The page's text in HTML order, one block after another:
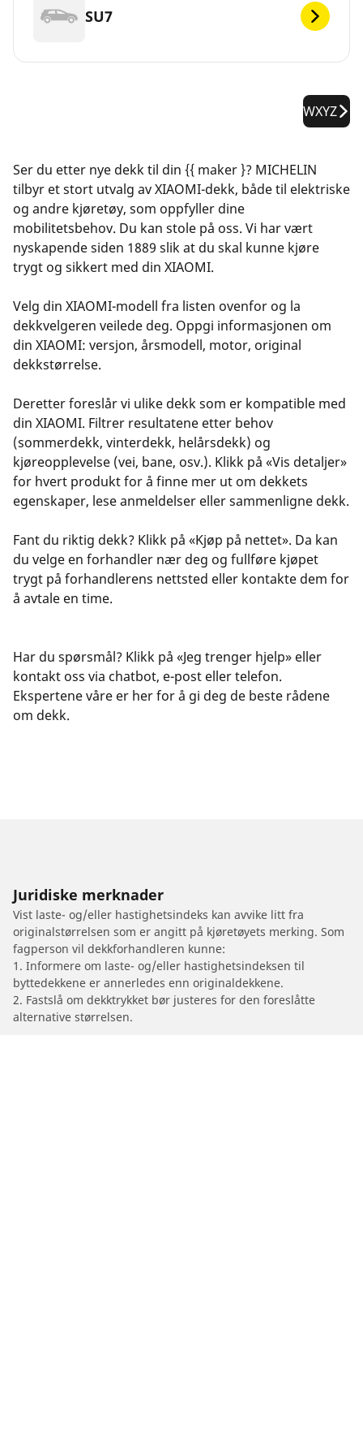
SU7
WXYZ
Ser du etter nye dekk til din {{ maker }? MICHELIN
tilbyr et stort utvalg av XIAOMI-dekk, både til elektriske
og andre kjøretøy, som oppfyller dine
mobilitetsbehov. Du kan stole på oss. Vi har vært
nyskapende siden 1889 slik at du skal kunne kjøre
trygt og sikkert med din XIAOMI.
Velg din XIAOMI-modell fra listen ovenfor og la
dekkvelgeren veilede deg. Oppgi informasjonen om
din XIAOMI: versjon, årsmodell, motor, original
dekkstørrelse.
Deretter foreslår vi ulike dekk som er kompatible med
din XIAOMI. Filtrer resultatene etter behov
(sommerdekk, vinterdekk, helårsdekk) og
kjøreopplevelse (vei, bane, osv.). Klikk på «Vis detaljer»
for hvert produkt for å finne mer ut om dekkets
egenskaper, lese anmeldelser eller sammenligne dekk.
Fant du riktig dekk? Klikk på «Kjøp på nettet». Da kan
du velge en forhandler nær deg og fullføre kjøpet
trygt på forhandlerens nettsted eller kontakte dem for
å avtale en time.
Har du spørsmål? Klikk på «Jeg trenger hjelp» eller
kontakt oss via chatbot, e-post eller telefon.
Ekspertene våre er her for å gi deg de beste rådene
om dekk.
Juridiske merknader
Vist laste- og/eller hastighetsindeks kan avvike litt fra
originalstørrelsen som er angitt på kjøretøyets merking. Som
fagperson vil dekkforhandleren kunne:
1. Informere om laste- og/eller hastighetsindeksen til
byttedekkene er annerledes enn originaldekkene.
2. Fastslå om dekktrykket bør justeres for den foreslåtte
alternative størrelsen.